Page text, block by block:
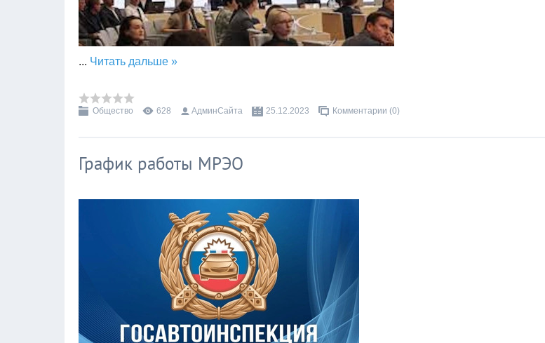
... Читать дальше »
Общество 628 АдминСайта 25.12.2023 Комментарии (0)
График работы МРЭО